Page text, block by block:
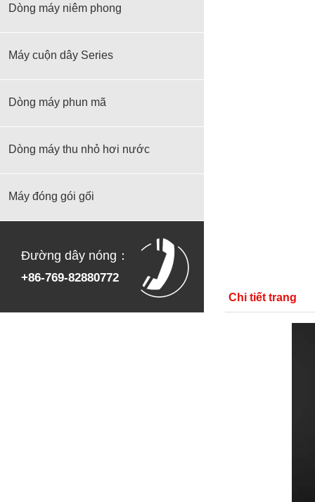
Dòng máy niêm phong
Máy cuộn dây Series
Dòng máy phun mã
Dòng máy thu nhỏ hơi nước
Máy đóng gói gối
Đường dây nóng：
+86-769-82880772
Chi tiết trang